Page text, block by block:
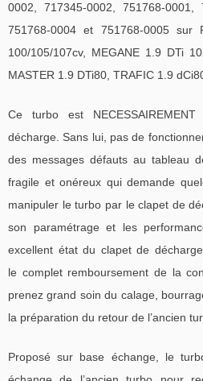
0002, 717345-0002, 751768-0001,
751768-0004 et 751768-0005 sur
100/105/107cv, MEGANE 1.9 DTi
MASTER 1.9 DTi80, TRAFIC 1.9
Ce turbo est
décharge. Sans lui, pas de
des messages défauts au tableau
fragile et onéreux qui demande
manipuler le turbo par le clapet de
son paramétrage et les
excellent état du clapet de
le complet remboursement de la
prenez grand soin du calage,
la préparation du retour de l’ancien
Proposé sur base échange, le